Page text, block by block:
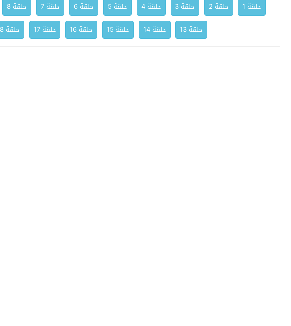
حلقة 1 حلقة 2 حلقة 3 حلقة 4 حلقة 5 حلقة 6 حلقة 7 حلقة 8
حلقة 13
حلقة 14 حلقة 15 حلقة 16 حلقة 17 حلقة 18